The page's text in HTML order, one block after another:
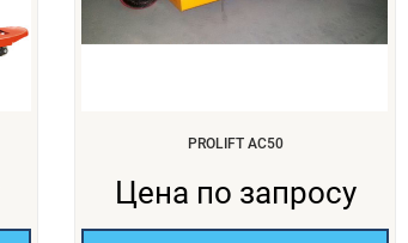
PROLIFT АС50
Цена по запросу